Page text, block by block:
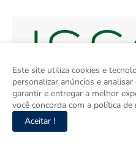
Este site utiliza cookies e
personalizar anúncios e
garantir e entregar a melhor
você concorda com a política
Aceitar !